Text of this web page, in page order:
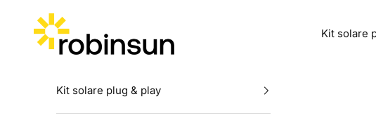
Robinsun
Kit solare
Kit solare plug & play